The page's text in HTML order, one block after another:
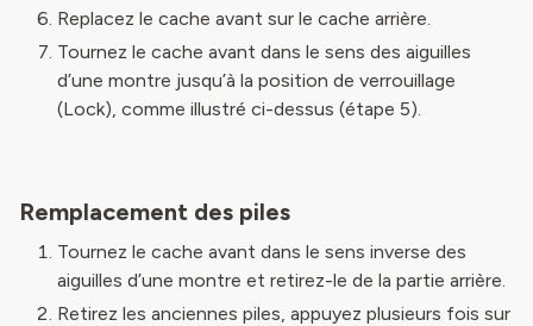
Replacez le cache avant sur le cache arrière.
Tournez le cache avant dans le sens des aiguilles
d’une montre jusqu’à la position de verrouillage
(Lock), comme illustré ci-dessus (étape 5).
Remplacement des piles
Tournez le cache avant dans le sens inverse des
aiguilles d’une montre et retirez-le de la partie arrière.
Retirez les anciennes piles, appuyez plusieurs fois sur